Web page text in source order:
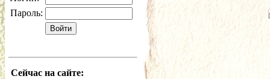
Пароль:
Сейчас на сайте: